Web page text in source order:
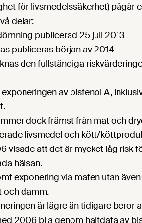
för livsmedelssäkerhet) pågår
delar:
publicerad 25 juli 2013
publiceras början av 2014
den fullständiga
av bisfenol A,
dock främst från mat och
livsmedel och kött/
visade att det är mycket låg risk
hälsan.
exponering via maten utan
och damm.
är lägre än tidigare beror
2006 bl a genom haltdata av